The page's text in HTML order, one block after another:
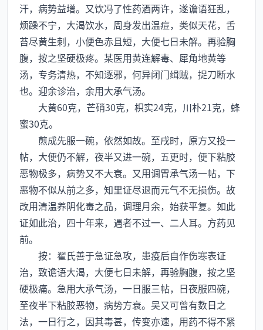
汗，病势益增。又饮冯了性药酒两许，遂谵语狂乱，
烦躁不宁，大渴饮水，周身发出温痘，类似天花，舌
苔尽黄生刺，小便色赤且短，大便七日未解。再验胸
腹，按之坚硬极疼。某医用黄连解毒、犀角地黄等
汤，专务清热，不知逐邪，何异闭门缉贼，捉刀断水
也。迎余诊治，余用大承气汤。
大黄60克，芒硝30克，枳实24克，川朴21克，蜂
蜜30克。
煎成先服一碗，依然如故。至戌时，原方又投一
帖，大便仍不解，夜半又进一碗，五更时，便下粘胶
恶物极多，病势又不大衰。又用调胃承气汤一帖，下
恶物不似从前之多，知里证尽退而元气不无损伤。故
改用清温养阴化毒之品，调理月余，始获平复。如此
证如此治，四十年来，遇者不过一、二人耳。方药见
前。
按：翟氏善于急证急攻，患疫后自作伤寒表证
治，致谵语大渴，大便七日未解，再验胸腹，按之坚
硬极痛。急用大承气汤，一日服三帖，日夜服四碗，
至夜半下粘胶恶物，病势方衰。吴又可曾有数日之
法，一日行之，因其毒甚，传变亦速，用药不得不紧